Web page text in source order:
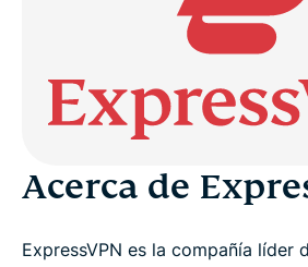
Comunicados de prensa
Acerca de
ExpressVPN es la compañía líder